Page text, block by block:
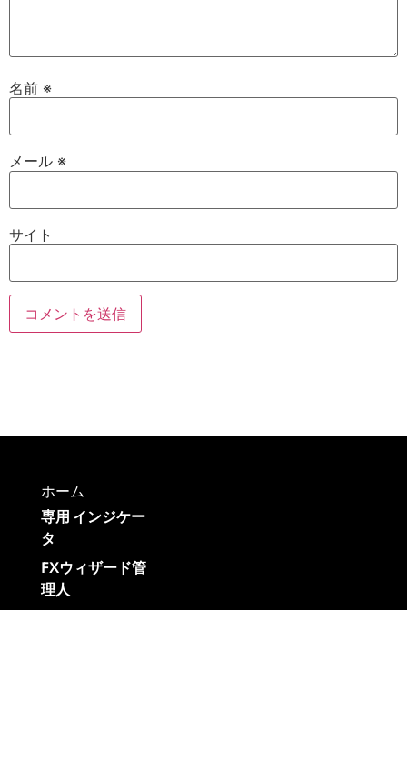
名前 ※
メール ※
サイト
ホーム
専用 インジケー
タ
FXウィザード管
理人